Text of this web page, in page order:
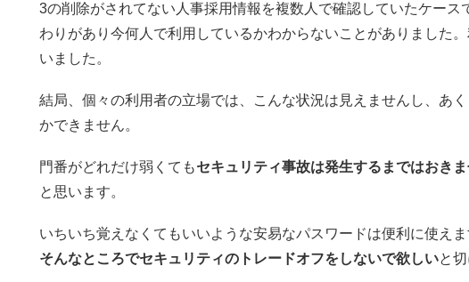
3の削除がされてない人事採用情報を複数人で確認していたケー
わりがあり今何人で利用しているかわからないことがありました
いました。
結局、個々の利用者の立場では、こんな状況は見えませんし、あ
かできません。
門番がどれだけ弱くてもセキュリティ事故は発生するまではおき
と思います。
いちいち覚えなくてもいいような安易なパスワードは便利に使え
そんなところでセキュリティのトレードオフをしないで欲しいと